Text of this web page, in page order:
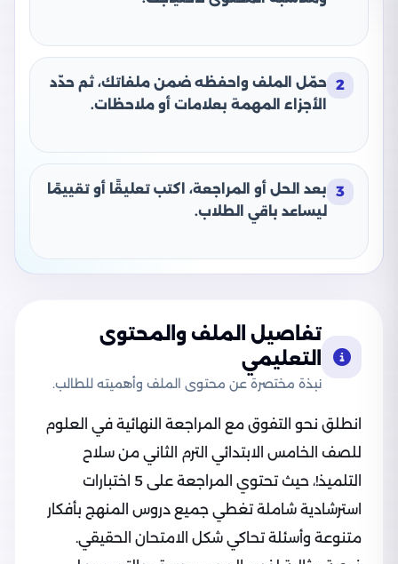
2 حمّل الملف واحفظه ضمن ملفاتك، ثم حدّد
الأجزاء المهمة بعلامات أو ملاحظات.
3
بعد الحل أو المراجعة، اكتب تعليقًا أو تقييمًا
ليساعد باقي الطلاب.
تفاصيل الملف والمحتوى
التعليمي
نبذة مختصرة عن محتوى الملف وأهميته للطالب.
انطلق نحو التفوق مع المراجعة النهائية في العلوم
للصف الخامس الابتدائي الترم الثاني من سلاح
التلميذ!، حيث تحتوي المراجعة على 5 اختبارات
استرشادية شاملة تغطي جميع دروس المنهج بأفكار
متنوعة وأسئلة تحاكي شكل الامتحان الحقيقي.